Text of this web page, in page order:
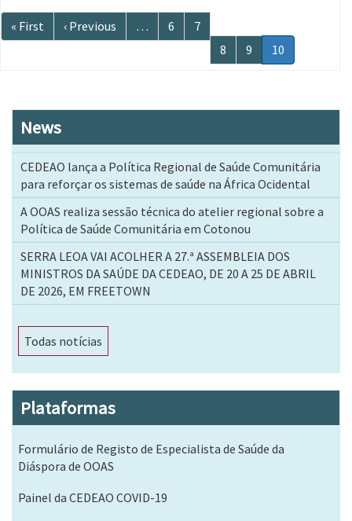
Paginação
Primeira
página
« First
Página
anterior
‹ Previous … Página
6 Página
7
Página
8 Página
9
Página
atual
10
News
CEDEAO lança a Política Regional de Saúde Comunitária
para reforçar os sistemas de saúde na África Ocidental
A OOAS realiza sessão técnica do atelier regional sobre a
Política de Saúde Comunitária em Cotonou
SERRA LEOA VAI ACOLHER A 27.ª ASSEMBLEIA DOS
MINISTROS DA SAÚDE DA CEDEAO, DE 20 A 25 DE ABRIL
DE 2026, EM FREETOWN
Todas notícias
Plataformas
Formulário de Registo de Especialista de Saúde da
Diáspora de OOAS
Painel da CEDEAO COVID-19